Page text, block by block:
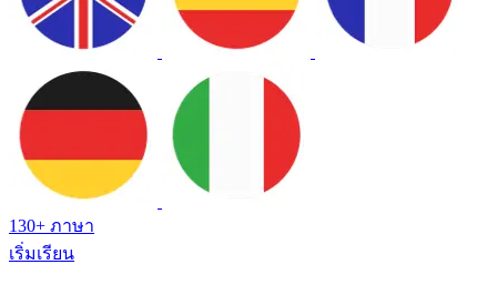
130+ ภาษา
เริ่มเรียน